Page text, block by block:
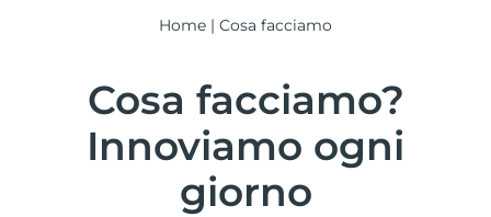
Home | Cosa facciamo
Cosa facciamo?
Innoviamo ogni
giorno